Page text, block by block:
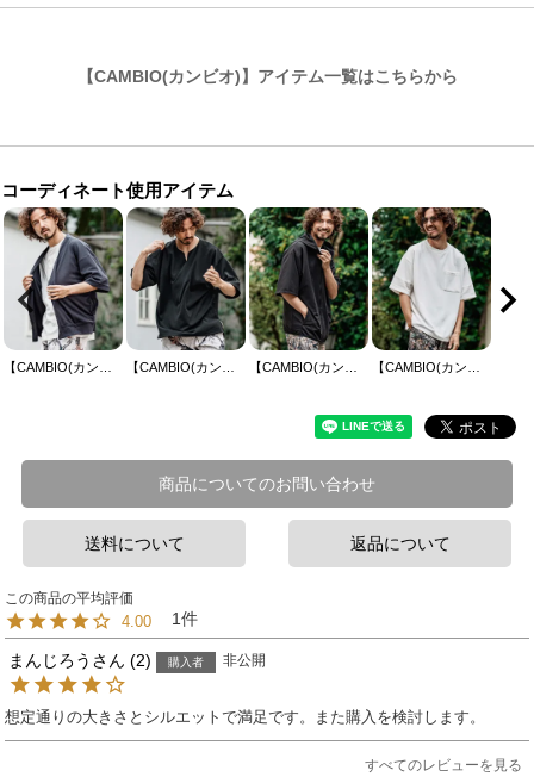
【CAMBIO(カンビオ)】アイテム一覧はこちらから
コーディネート使用アイテム
商品についてのお問い合わせ
送料について 返品について
4.00 1
まんじろう 2 購入者 非公開
想定通りの大きさとシルエットで満足です。また購入を検討します。
すべてのレビューを見る